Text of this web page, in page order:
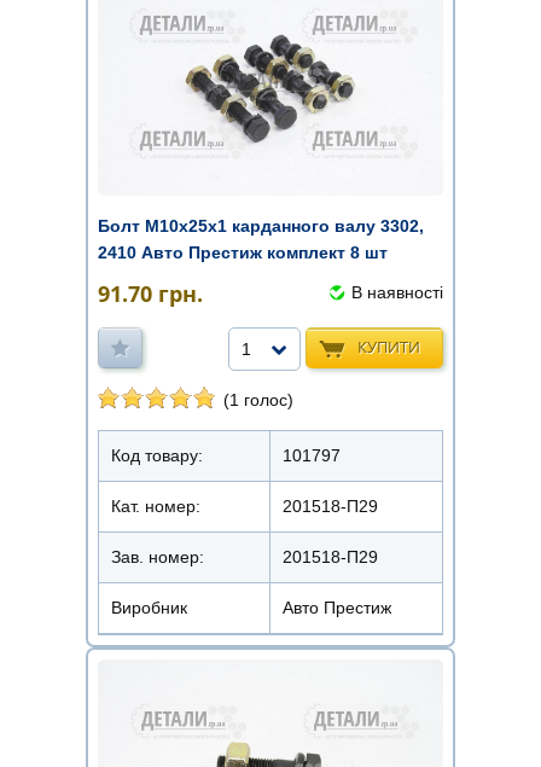
Болт М10х25х1 карданного валу 3302,
2410 Авто Престиж комплект 8 шт
91.70 грн. В наявності
КУПИТИ
1
(1 голос)
Код товару: 101797
Кат. номер: 201518-П29
Зав. номер: 201518-П29
Виробник Авто Престиж